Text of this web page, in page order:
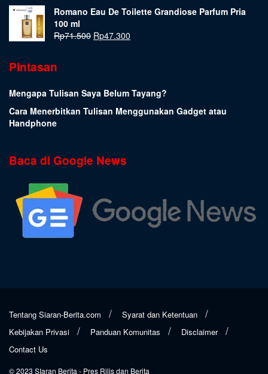
Romano Eau De Toilette Grandiose Parfum Pria
100 ml
Rp71.500 Rp47.300
Pintasan
Mengapa Tulisan Saya Belum Tayang?
Cara Menerbitkan Tulisan Menggunakan Gadget atau
Handphone
Baca di Google News
Tentang Siaran-Berita.com
Syarat dan Ketentuan
Kebijakan Privasi
Panduan Komunitas
Disclaimer
Contact Us
© 2023 SIaran Berita - Pres Rilis dan Berita